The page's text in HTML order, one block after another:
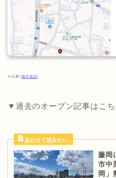
※出典:[無印良品]
▼過去のオープン記事はこち
藤岡
市中
岡」